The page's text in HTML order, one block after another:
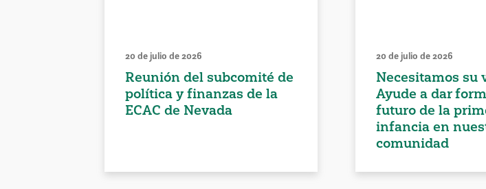
20 de julio de 2026
Reunión del subcomité de
política y finanzas de la
ECAC de Nevada
20 de julio de 2026
Necesitamos su
Ayude a dar
futuro de la
infancia en
comunidad